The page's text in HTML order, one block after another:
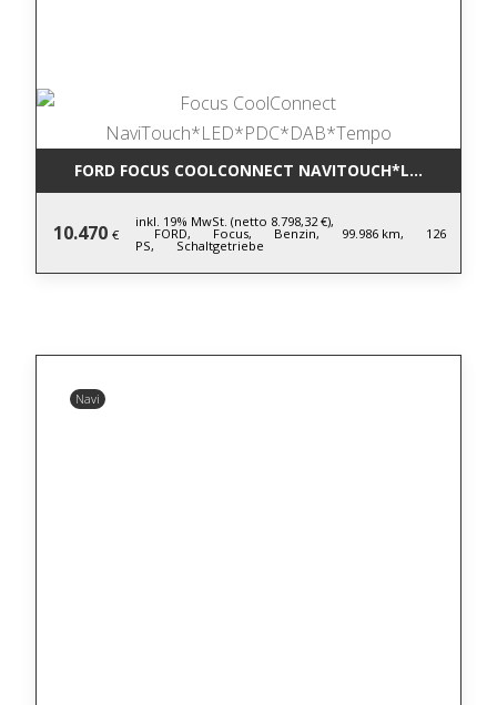
FORD FOCUS COOLCONNECT
10.470 €
inkl. 19% MwSt. (netto 8.798,32 €),
FORD, Focus, Benzin, 99.986 km, 126
PS, Schaltgetriebe
Navi